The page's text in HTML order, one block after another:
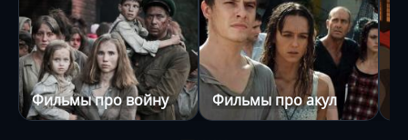
Фильмы про войну Фильмы про акул